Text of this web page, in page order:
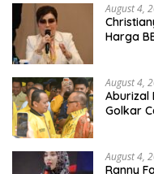
August 4,
Harga
August 4,
Aburizal
Golkar
August 4,
Ranny